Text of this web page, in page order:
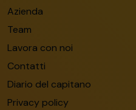
Azienda
Team
Lavora con noi
Contatti
Diario del capitano
Privacy policy